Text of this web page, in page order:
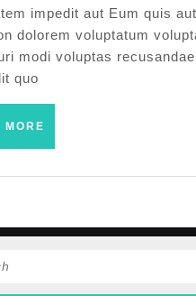
impedit aut Eum quis
dolorem voluptatum
modi voluptas
quo
MORE